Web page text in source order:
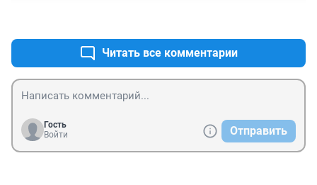
Читать все комментарии
Гость
Войти
Отправить